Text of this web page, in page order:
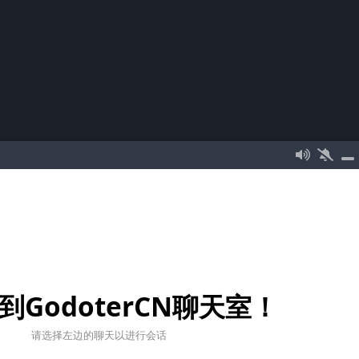
GodoterCN聊天室！
请选择左边的聊天以进行会话